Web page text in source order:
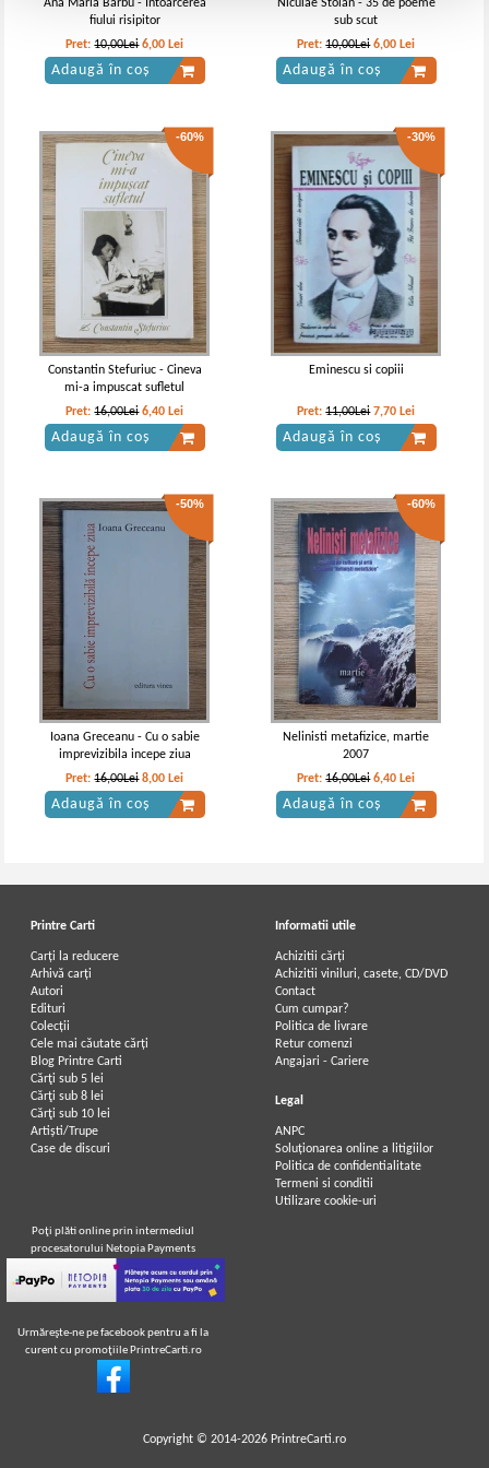
Ana Maria Barbu - Intoarcerea
fiului risipitor
Pret:10,00Lei 6,00 Lei
Adaugă în coș
Niculae Stoian - 35 de poeme
sub scut
Pret:10,00Lei 6,00 Lei
Adaugă în coș
-60%
Constantin Stefuriuc - Cineva
mi-a impuscat sufletul
Pret:16,00Lei 6,40 Lei
Adaugă în coș
-30%
Eminescu si copiii
Pret:11,00Lei 7,70 Lei
Adaugă în coș
-50%
Ioana Greceanu - Cu o sabie
imprevizibila incepe ziua
Pret:16,00Lei 8,00 Lei
Adaugă în coș
-60%
Nelinisti metafizice, martie
2007
Pret:16,00Lei 6,40 Lei
Adaugă în coș
Printre Carti
Carți la reducere
Arhivă carți
Autori
Edituri
Colecții
Cele mai căutate cărți
Blog Printre Carti
Cărţi sub 5 lei
Cărţi sub 8 lei
Cărţi sub 10 lei
Artiști/Trupe
Case de discuri
Informatii utile
Achizitii cărți
Achizitii viniluri, casete, CD/DVD
Contact
Cum cumpar?
Politica de livrare
Retur comenzi
Angajari - Cariere
Legal
ANPC
Soluționarea online a litigiilor
Politica de confidentialitate
Termeni si conditii
Utilizare cookie-uri
Poţi plăti online prin intermediul
procesatorului Netopia Payments
Urmăreşte-ne pe facebook pentru a fi la
curent cu promoţiile PrintreCarti.ro
Copyright © 2014-2026 PrintreCarti.ro